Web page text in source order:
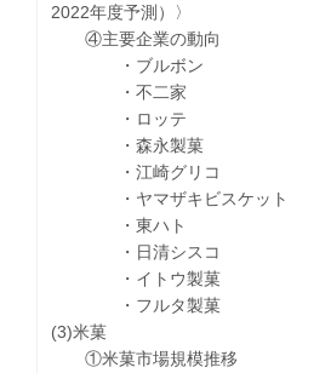
2022年度予測）〉
④主要企業の動向
・ブルボン
・不二家
・ロッテ
・森永製菓
・江崎グリコ
・ヤマザキビスケット
・東ハト
・日清シスコ
・イトウ製菓
・フルタ製菓
(3)米菓
①米菓市場規模推移